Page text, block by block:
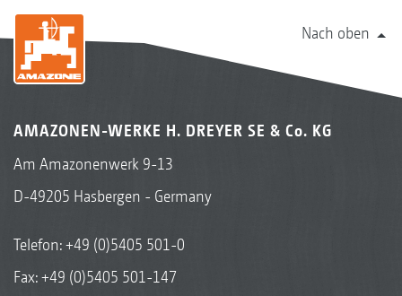
Nach oben
AMAZONEN-WERKE H. DREYER SE & Co. KG
Am Amazonenwerk 9-13
D-49205 Hasbergen - Germany
Telefon:+49 (0)5405 501-0
Fax: +49 (0)5405 501-147